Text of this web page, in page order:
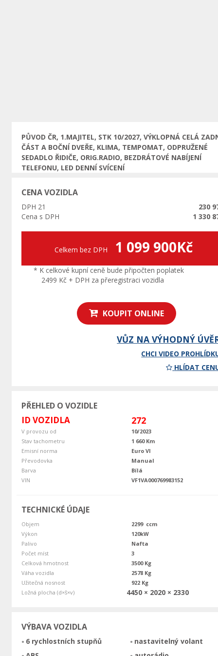
PŮVOD ČR, 1.MAJITEL, STK 10/2027, VÝKLOPNÁ CELÁ
ČÁST A BOČNÍ DVEŘE, KLIMA, TEMPOMAT, ODPRUŽENÉ
SEDADLO ŘIDIČE, ORIG.RADIO, BEZDRÁTOVÉ NABÍJENÍ
TELEFONU, LED DENNÍ SVÍCENÍ
CENA VOZIDLA
DPH 21
230
Cena s DPH
1 330
Celkem bez DPH 1 099 900Kč
* K celkové kupní ceně bude připočten poplatek
2499 Kč + DPH za přeregistraci vozidla
KOUPIT ONLINE
VŮZ NA VÝHODNÝ
CHCI VIDEO
HLÍDAT
PŘEHLED O VOZIDLE
ID VOZIDLA 272
V provozu od
10/2023
Stav tachometru
1 660 Km
Emisní norma
Euro VI
Převodovka
Manual
Barva
Bílá
VIN
VF1VA000769983152
TECHNICKÉ ÚDAJE
Objem
2299 ccm
Výkon
120kW
Palivo
Nafta
Počet míst
3
Celková hmotnost
3500 Kg
Váha vozidla
2578 Kg
Užitečná nosnost
922 Kg
Ložná plocha (d×š×v)
4450 × 2020 × 2330
VÝBAVA VOZIDLA
6 rychlostních stupňů
nastavitelný volant